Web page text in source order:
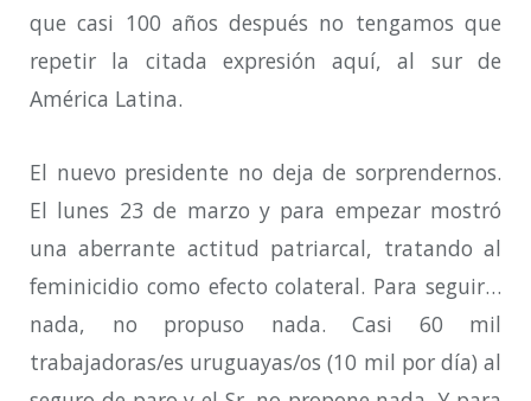
que casi 100 años después no tengamos que
repetir la citada expresión aquí, al sur de
América Latina.
El nuevo presidente no deja de sorprendernos.
El lunes 23 de marzo y para empezar mostró
una aberrante actitud patriarcal, tratando al
feminicidio como efecto colateral. Para seguir…
nada, no propuso nada. Casi 60 mil
trabajadoras/es uruguayas/os (10 mil por día) al